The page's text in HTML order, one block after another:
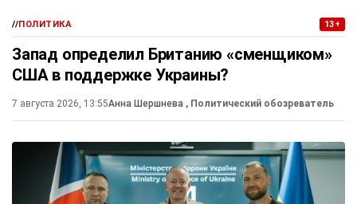
//ПОЛИТИКА 13+
Запад определил Британию «сменщиком»
США в поддержке Украины?
7 августа 2026, 13:55Анна Шершнева , Политический обозреватель